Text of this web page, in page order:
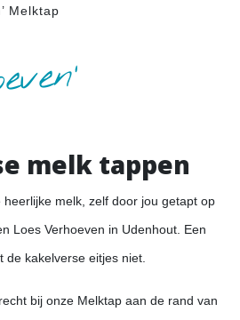
Melktap
melk tappen
melk, zelf door jou getapt op
Loes Verhoeven in Udenhout. Een
kakelverse eitjes niet.
bij onze Melktap aan de rand van